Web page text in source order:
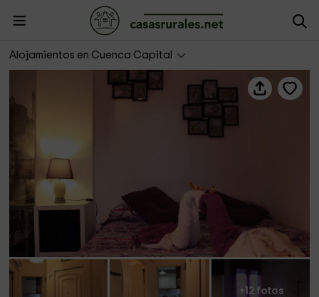
Alojamientos en Cuenca Capital
+12 fotos